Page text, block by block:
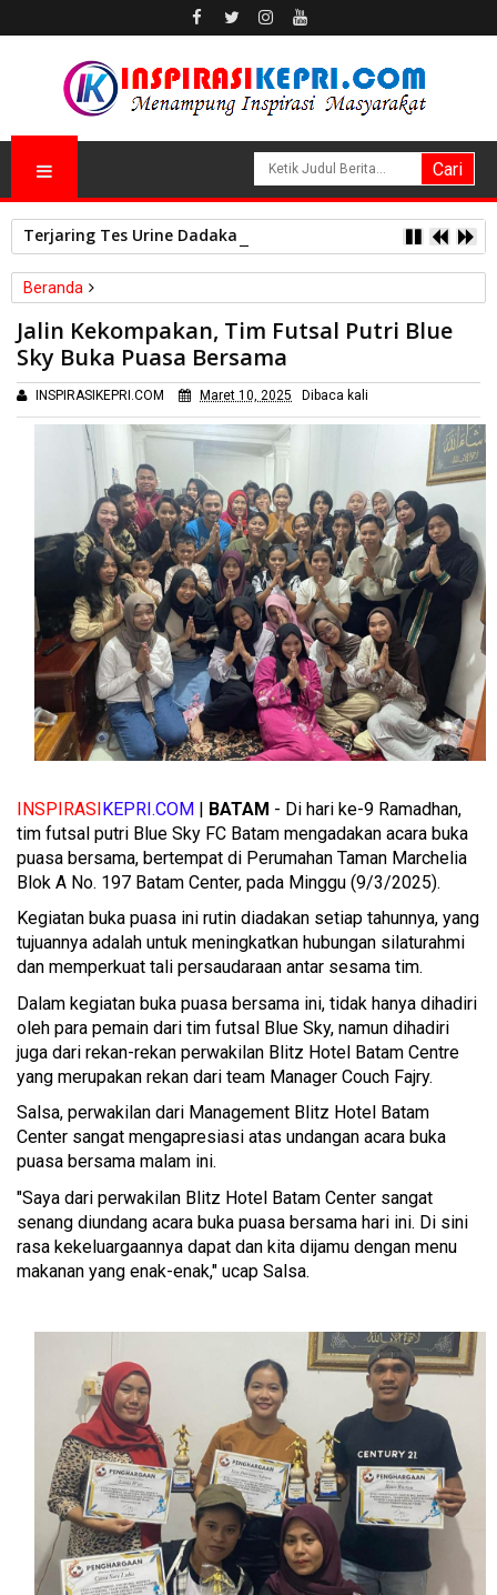
Terjaring Tes Urine Dadakan, 3 Polisi Polres Kepulauan
Beranda
Jalin Kekompakan, Tim Futsal Putri Blue Sky Buka Puasa
Bersama
Jalin Kekompakan, Tim Futsal Putri Blue
Sky Buka Puasa Bersama
INSPIRASIKEPRI.COM Maret 10, 2025 Dibaca kali
INSPIRASIKEPRI.COM | BATAM - Di hari ke-9 Ramadhan,
tim futsal putri Blue Sky FC Batam mengadakan acara buka
puasa bersama, bertempat di Perumahan Taman Marchelia
Blok A No. 197 Batam Center, pada Minggu (9/3/2025).
Kegiatan buka puasa ini rutin diadakan setiap tahunnya, yang
tujuannya adalah untuk meningkatkan hubungan silaturahmi
dan memperkuat tali persaudaraan antar sesama tim.
Dalam kegiatan buka puasa bersama ini, tidak hanya dihadiri
oleh para pemain dari tim futsal Blue Sky, namun dihadiri
juga dari rekan-rekan perwakilan Blitz Hotel Batam Centre
yang merupakan rekan dari team Manager Couch Fajry.
Salsa, perwakilan dari Management Blitz Hotel Batam
Center sangat mengapresiasi atas undangan acara buka
puasa bersama malam ini.
"Saya dari perwakilan Blitz Hotel Batam Center sangat
senang diundang acara buka puasa bersama hari ini. Di sini
rasa kekeluargaannya dapat dan kita dijamu dengan menu
makanan yang enak-enak," ucap Salsa.